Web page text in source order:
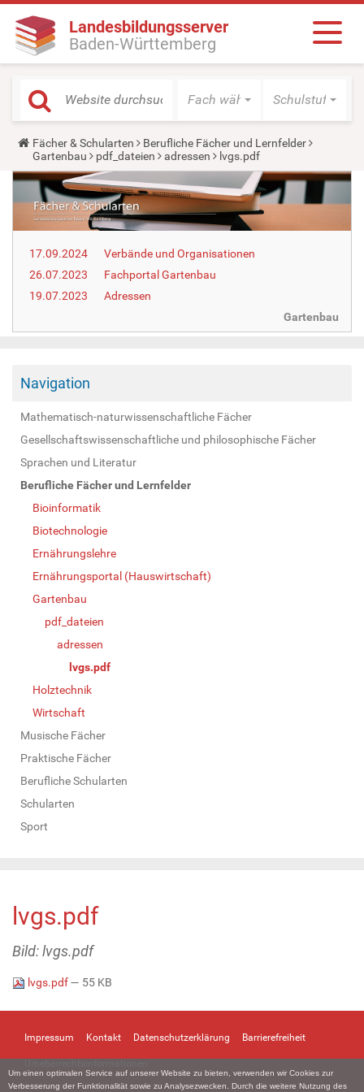
Um einen optimalen Service auf unserer Website zu bieten, verwenden wir Cookies zur
Verbesserung der Funktionalität sowie zu Analysezwecken. Durch die weitere Nutzung des
Landesbildungsserver
Baden-Württemberg
Fach wählen Schulstufe
Y
o
u
a
e
h
e
e
:
Fächer & Schularten
Berufliche Fächer und Lernfelder
Gartenbau
pdf_dateien adressen lvgs.pdf
17.09.2024
Verbände und Organisationen
26.07.2023
Fachportal Gartenbau
19.07.2023
Adressen
Gartenbau
Navigation
Mathematisch-naturwissenschaftliche Fächer
Gesellschaftswissenschaftliche und philosophische Fächer
Sprachen und Literatur
Berufliche Fächer und Lernfelder
Bioinformatik
Biotechnologie
Ernährungslehre
Ernährungsportal (Hauswirtschaft)
Gartenbau
pdf_dateien
adressen
lvgs.pdf
Holztechnik
Wirtschaft
Musische Fächer
Praktische Fächer
Berufliche Schularten
Schularten
Sport
lvgs.pdf
Bild: lvgs.pdf
lvgs.pdf— 55 KB
Impressum Kontakt Datenschutzerklärung Barrierefreiheit